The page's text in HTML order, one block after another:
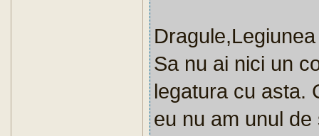
Sa nu ai nici un
legatura cu asta.
eu nu am unul